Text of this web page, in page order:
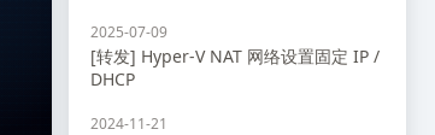
2025-07-09
[转发] Hyper-V NAT 网络设置固定 IP /
DHCP
2024-11-21